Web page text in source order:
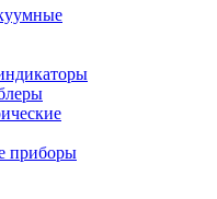
приборы